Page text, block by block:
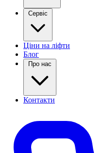
Ціни на ліфти
Блог
Контакти